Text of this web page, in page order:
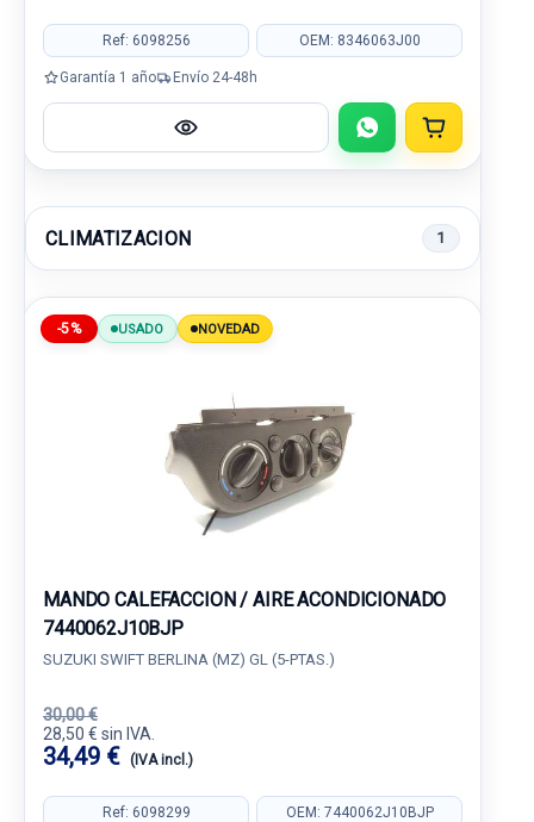
Ref: 6098256 OEM: 8346063J00
Garantía 1 año Envío 24-48h
CLIMATIZACION 1
-5% USADO NOVEDAD
MANDO CALEFACCION / AIRE ACONDICIONADO
7440062J10BJP
SUZUKI SWIFT BERLINA (MZ) GL (5-PTAS.)
30,00 €
28,50 € sin IVA.
34,49 € (IVA incl.)
Ref: 6098299 OEM: 7440062J10BJP